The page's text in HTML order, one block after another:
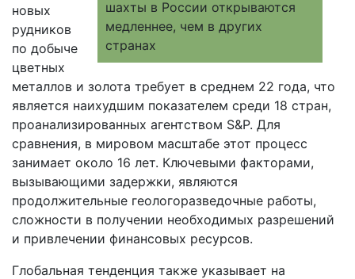
новых
рудников
по добыче
цветных
металлов и золота требует в среднем 22 года, что
является наихудшим показателем среди 18 стран,
проанализированных агентством S&P. Для
сравнения, в мировом масштабе этот процесс
занимает около 16 лет. Ключевыми факторами,
вызывающими задержки, являются
продолжительные геологоразведочные работы,
сложности в получении необходимых разрешений
и привлечении финансовых ресурсов.
Глобальная тенденция также указывает на